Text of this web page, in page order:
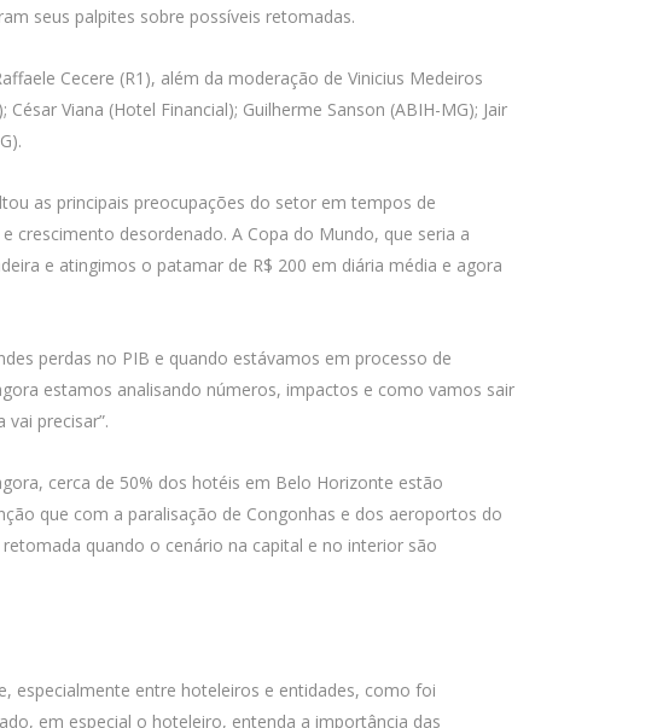
seus palpites sobre possíveis retomadas.
Cecere (R1), além da moderação de Vinicius Medeiros
Viana (Hotel Financial); Guilherme Sanson (ABIH-MG); Jair
as principais preocupações do setor em tempos de
crescimento desordenado. A Copa do Mundo, que seria a
e atingimos o patamar de R$ 200 em diária média e agora
perdas no PIB e quando estávamos em processo de
estamos analisando números, impactos e como vamos sair
precisar”.
cerca de 50% dos hotéis em Belo Horizonte estão
que com a paralisação de Congonhas e dos aeroportos do
quando o cenário na capital e no interior são
especialmente entre hoteleiros e entidades, como foi
em especial o hoteleiro, entenda a importância das